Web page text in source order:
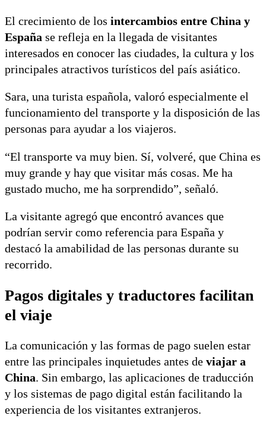
El crecimiento de los intercambios entre China y
España se refleja en la llegada de visitantes
interesados en conocer las ciudades, la cultura y los
principales atractivos turísticos del país asiático.
Sara, una turista española, valoró especialmente el
funcionamiento del transporte y la disposición de las
personas para ayudar a los viajeros.
“El transporte va muy bien. Sí, volveré, que China es
muy grande y hay que visitar más cosas. Me ha
gustado mucho, me ha sorprendido”, señaló.
La visitante agregó que encontró avances que
podrían servir como referencia para España y
destacó la amabilidad de las personas durante su
recorrido.
Pagos digitales y traductores facilitan
el viaje
La comunicación y las formas de pago suelen estar
entre las principales inquietudes antes de viajar a
China. Sin embargo, las aplicaciones de traducción
y los sistemas de pago digital están facilitando la
experiencia de los visitantes extranjeros.